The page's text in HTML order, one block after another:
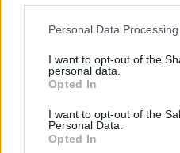
Please note that this website/
not limited to your visit or
grant or deny consent to
use your data for below
consent section.
Personal Data
I want to opt-out of the
personal data.
Opted In
I want to opt-out of the
Personal Data.
Opted In
tendenze locali.
bozze di pattern e